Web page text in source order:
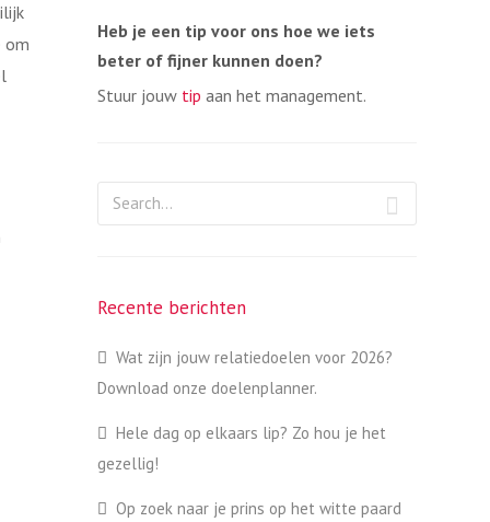
om
Heb je een tip voor ons hoe we iets
beter of fijner kunnen doen?
Stuur jouw tip aan het management.
Recente berichten
Wat zijn jouw relatiedoelen voor 2026?
Download onze doelenplanner.
Hele dag op elkaars lip? Zo hou je het
gezellig!
Op zoek naar je prins op het witte paard